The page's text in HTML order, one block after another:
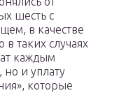
шесть с
в качестве
в таких случаях
каждым
и уплату
которые